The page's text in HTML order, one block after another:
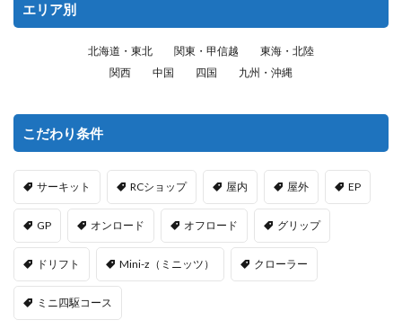
エリア別
北海道・東北 関東・甲信越
東海・北陸
関西
中国 四国 九州・沖縄
こだわり条件
サーキット RCショップ 屋内 屋外 EP
GP オンロード オフロード グリップ
ドリフト Mini-z（ミニッツ） クローラー
ミニ四駆コース